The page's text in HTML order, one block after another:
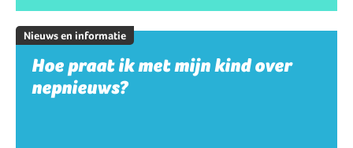
Nieuws en informatie
Hoe praat ik met mijn kind over
nepnieuws?